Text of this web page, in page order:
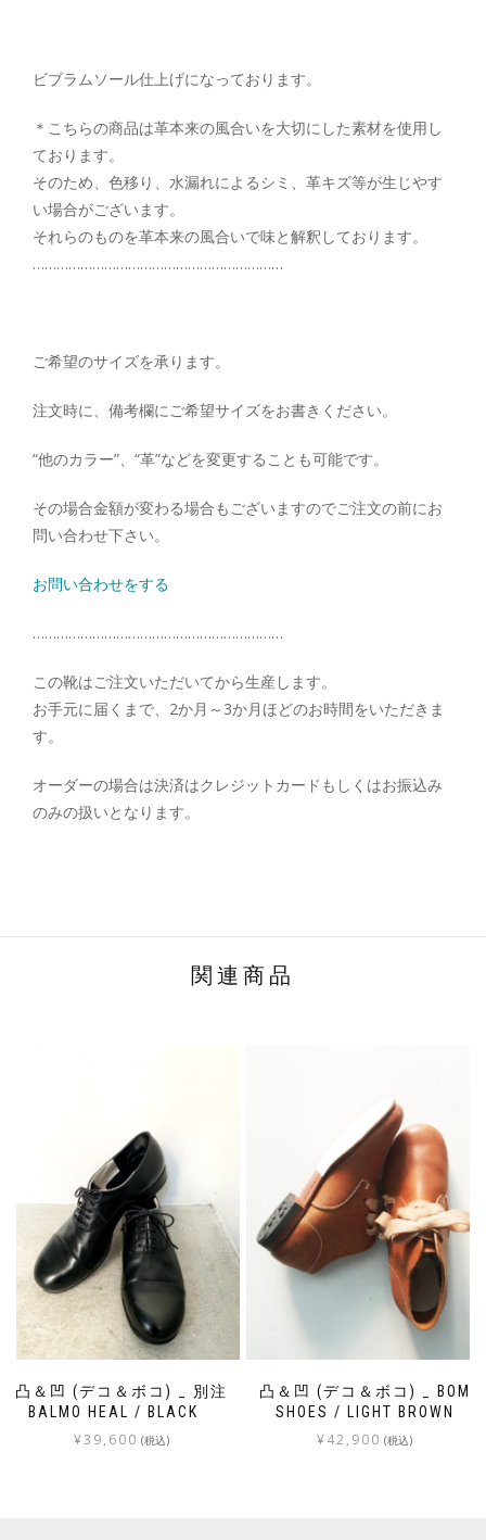
ビブラムソール仕上げになっております。
＊こちらの商品は革本来の風合いを大切にした素材を使用し
ております。
そのため、色移り、水漏れによるシミ、革キズ等が生じやす
い場合がございます。
それらのものを革本来の風合いで味と解釈しております。
………………………………………………………
ご希望のサイズを承ります。
注文時に、備考欄にご希望サイズをお書きください。
“他のカラー”、“革”などを変更することも可能です。
その場合金額が変わる場合もございますのでご注文の前にお
問い合わせ下さい。
お問い合わせをする
………………………………………………………
この靴はご注文いただいてから生産します。
お手元に届くまで、2か月～3か月ほどのお時間をいただきま
す。
オーダーの場合は決済はクレジットカードもしくはお振込み
のみの扱いとなります。
関連商品
凸＆凹 (デコ＆ボコ) _ 別注
BALMO HEAL / BLACK
¥39,600 (税込)
凸＆凹 (デコ＆ボコ) _ BOM
SHOES / LIGHT BROWN
¥42,900 (税込)